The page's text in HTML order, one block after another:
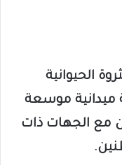
الحيوانية
ميدانية موسعة
مع الجهات ذات